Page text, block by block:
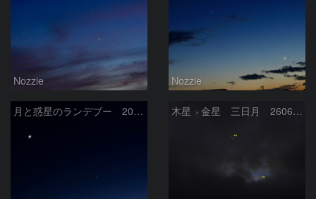
Nozzie Nozzie
月と惑星のランデブー 2026/06/19 木星 金星 三日月 260618